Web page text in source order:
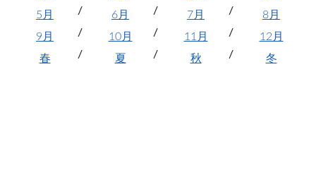
5月
6月 7月
8月
9月
10月 11月
12月
春
夏 秋 冬